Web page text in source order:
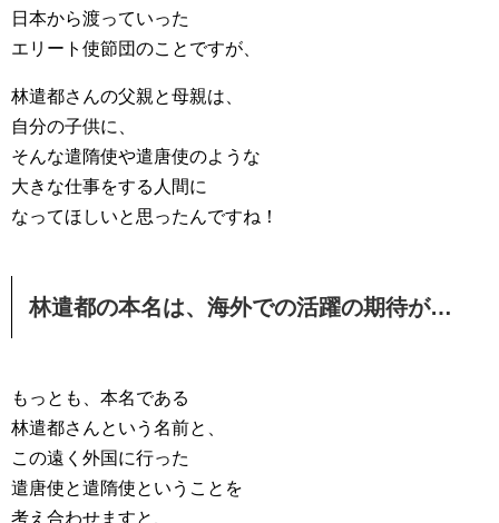
日本から渡っていった
エリート使節団のことですが、
林遣都さんの父親と母親は、
自分の子供に、
そんな遣隋使や遣唐使のような
大きな仕事をする人間に
なってほしいと思ったんですね！
林遣都の本名は、海外での活躍の期待が…
もっとも、本名である
林遣都さんという名前と、
この遠く外国に行った
遣唐使と遣隋使ということを
考え合わせますと、